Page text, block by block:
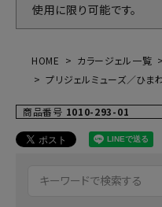
使用に限り可能です。
HOME カラージェル一覧
プリジェルミューズ／ひま
商品番号 1010-293-01